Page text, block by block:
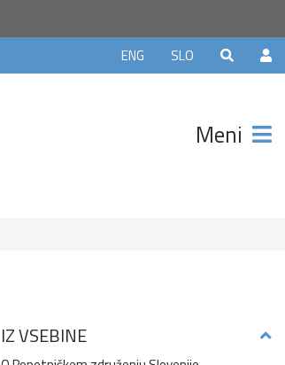
SLO
ENG
Meni
IZ VSEBINE